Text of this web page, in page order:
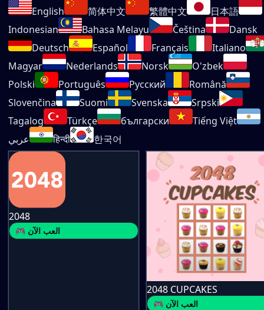
English 简体中文 繁體中文
日本語
Indonesian
Bahasa Melayu Čeština
Dansk
Deutsch
Español Français
Italiano
Magyar
Nederlands Norsk
O'zbek
Polski
Português Русский
Română
Slovenčina
Suomi Svenska
Srpski
Tagalog
Türkçe български
Tiếng Việt
عربي
हिन्दी 한국어
2048
🎮 العب الآن
2048 CUPCAKES
🎮 العب الآن